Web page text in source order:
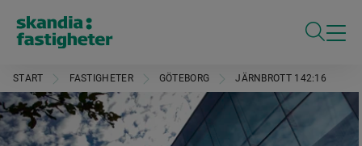
START FASTIGHETER GÖTEBORG JÄRNBROTT 142:16